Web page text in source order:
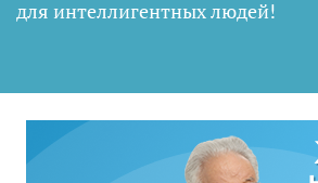
для интеллигентных людей!